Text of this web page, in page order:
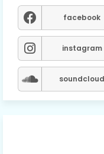
facebook
instagram
soundcloud